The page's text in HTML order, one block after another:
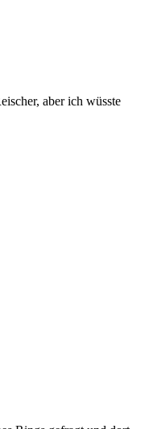
aber ich wüsste